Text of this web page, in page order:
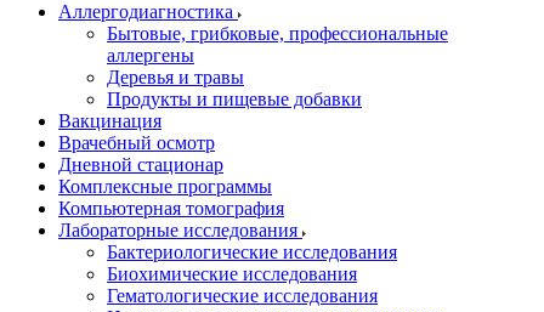
Аллергодиагностика
Бытовые, грибковые, профессиональные
аллергены
Деревья и травы
Продукты и пищевые добавки
Вакцинация
Врачебный осмотр
Дневной стационар
Комплексные программы
Компьютерная томография
Лабораторные исследования
Бактериологические исследования
Биохимические исследования
Гематологические исследования